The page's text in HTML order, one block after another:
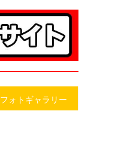
フォトギャラリー